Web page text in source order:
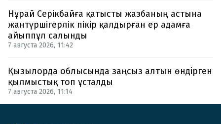
Нұрай Серікбайға қатысты жазбаның астына
жантүршігерлік пікір қалдырған ер адамға
айыппұл салынды
7 августа 2026, 11:42
Қызылорда облысында заңсыз алтын өндірген
қылмыстық топ ұсталды
7 августа 2026, 11:14